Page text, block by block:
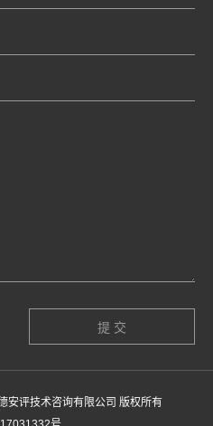
安评技术咨询有限公司 版权所有